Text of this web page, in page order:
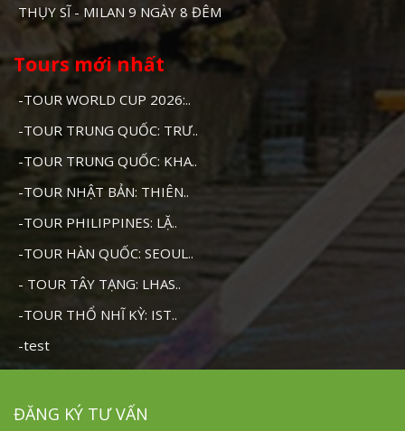
THỤY SĨ - MILAN 9 NGÀY 8 ĐÊM
Tours mới nhất
-TOUR WORLD CUP 2026:..
-TOUR TRUNG QUỐC: TRƯ..
-TOUR TRUNG QUỐC: KHA..
-TOUR NHẬT BẢN: THIÊN..
-TOUR PHILIPPINES: LẶ..
-TOUR HÀN QUỐC: SEOUL..
- TOUR TÂY TẠNG: LHAS..
-TOUR THỔ NHĨ KỲ: IST..
-test
ĐĂNG KÝ TƯ VẤN